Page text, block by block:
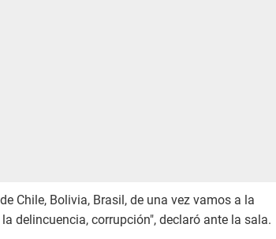
Chile, Bolivia, Brasil, de una vez vamos a la
delincuencia, corrupción", declaró ante la sala.